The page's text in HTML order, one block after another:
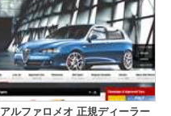
アルファロメオ 正規ディーラー